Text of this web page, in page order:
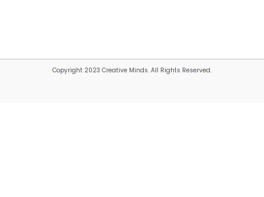
Copyright 2023 Creative Minds. All Rights Reserved.